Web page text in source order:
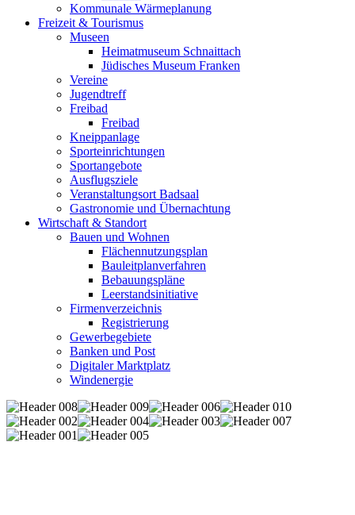
Kommunale Wärmeplanung
Freizeit & Tourismus
Museen
Heimatmuseum Schnaittach
Jüdisches Museum Franken
Vereine
Jugendtreff
Freibad
Freibad
Kneippanlage
Sporteinrichtungen
Sportangebote
Ausflugsziele
Veranstaltungsort Badsaal
Gastronomie und Übernachtung
Wirtschaft & Standort
Bauen und Wohnen
Flächennutzungsplan
Bauleitplanverfahren
Bebauungspläne
Leerstandsinitiative
Firmenverzeichnis
Registrierung
Gewerbegebiete
Banken und Post
Digitaler Marktplatz
Windenergie